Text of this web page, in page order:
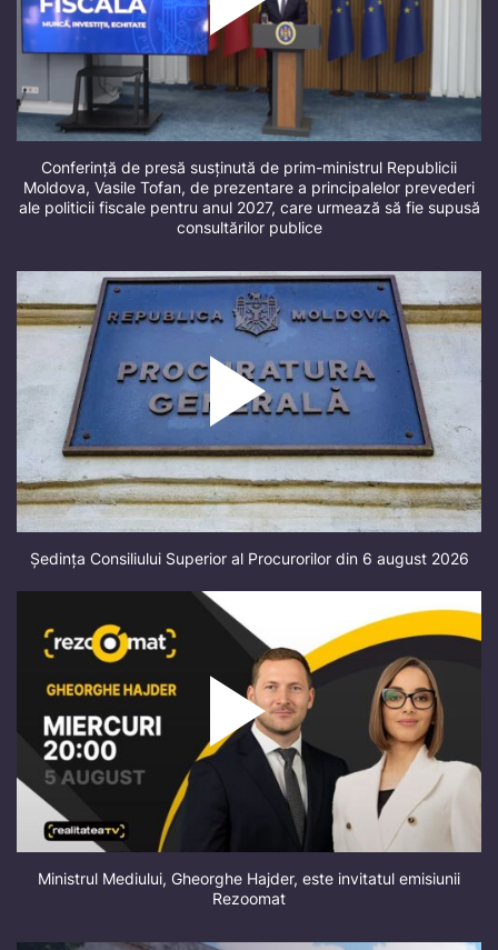
Conferință de presă susținută de prim-ministrul Republicii
Moldova, Vasile Tofan, de prezentare a principalelor prevederi
ale politicii fiscale pentru anul 2027, care urmează să fie supusă
consultărilor publice
Ședința Consiliului Superior al Procurorilor din 6 august 2026
Ministrul Mediului, Gheorghe Hajder, este invitatul emisiunii
Rezoomat